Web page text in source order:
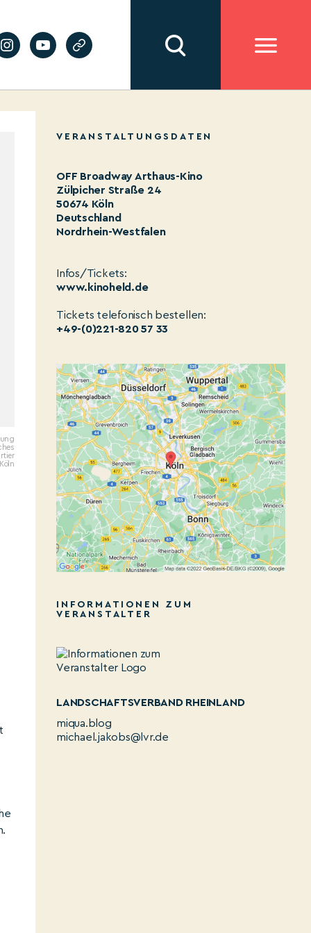
Köln
VERANSTALTUNGSDATEN
OFF Broadway Arthaus-Kino
Zülpicher Straße 24
50674 Köln
Deutschland
Nordrhein-Westfalen
Infos/Tickets:
www.kinoheld.de
Tickets telefonisch bestellen:
+49-(0)221-820 57 33
INFORMATIONEN ZUM
VERANSTALTER
LANDSCHAFTSVERBAND RHEINLAND
miqua.blog
michael.jakobs@lvr.de